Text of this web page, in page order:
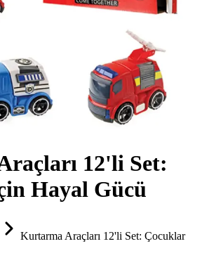
12'li Set:
Hayal Gücü
Kurtarma Araçları 12'li Set: Çocuklar